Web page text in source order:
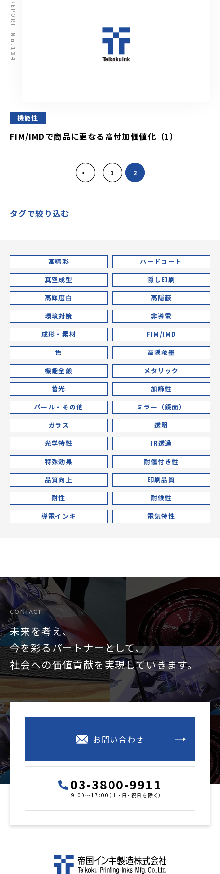
REPORT
No.134
機能性
FIM/IMDで商品に更なる高付加価値化（1）
1
2
タグで絞り込む
高精彩
ハードコート
真空成型
隠し印刷
高輝度白
高隠蔽
環境対策
非導電
成形・素材
FIM/IMD
色
高隠蔽墨
機能全般
メタリック
蓄光
加飾性
パール・その他
ミラー（鏡面）
ガラス
透明
光学特性
IR透過
特殊効果
耐傷付き性
品質向上
印刷品質
耐性
耐候性
導電インキ
電気特性
CONTACT
未来を考え、
今を彩るパートナーとして、
社会への価値貢献を実現していきます。
お問い合わせ
03-3800-9911
9:00～17:00（土・日・祝日を除く）